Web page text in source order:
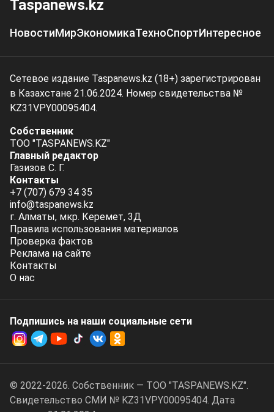
Taspanews.kz
НовостиМирЭкономикаТехноСпортИнтересное
Сетевое издание Taspanews.kz (18+) зарегистрирован
в Казахстане 21.06.2024. Номер свидетельства №
KZ31VPY00095404.
Собственник
ТОО "TASPANEWS.KZ"
Главный редактор
Газизов С. Г.
Контакты
+7 (707) 679 34 35
info@taspanews.kz
г. Алматы, мкр. Керемет, 3Д
Правила использования материалов
Проверка фактов
Реклама на сайте
Контакты
О нас
Подпишись на наши социальные cети
© 2022-2026. Собственник — ТОО "TASPANEWS.KZ".
Cвидетельство СМИ № KZ31VPY00095404. Дата